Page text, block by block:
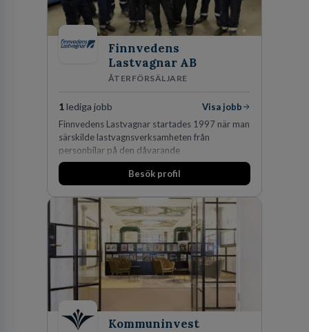
Finnvedens
Lastvagnar AB
ÅTERFÖRSÄLJARE
1lediga jobb
Visa jobb
Finnvedens Lastvagnar startades 1997 när man
särskilde lastvagnsverksamheten från
personbilar på den dåvarande
huvudanläggningen i Värnamo. Sedan dess har
man expanderat kraftigt genom ett antal
den största privata återförsäljaren av Volvo
Lastvagnar och finns representerade på 20
orter i södra Sverige.
Besök profil
Kommuninvest